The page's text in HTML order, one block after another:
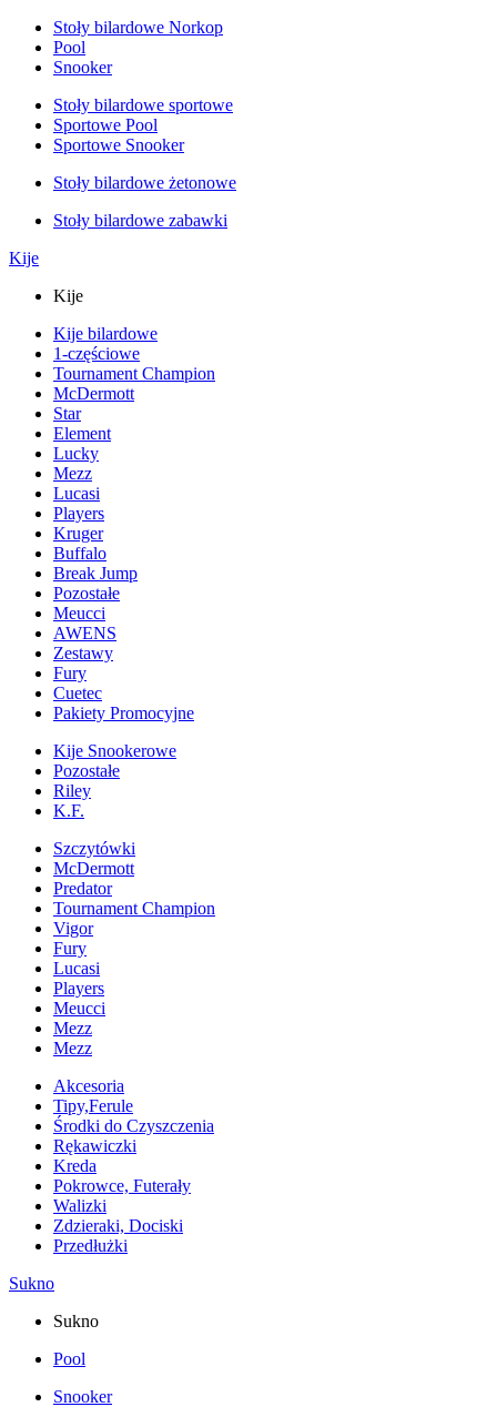
Stoły bilardowe Norkop
Pool
Snooker
Stoły bilardowe sportowe
Sportowe Pool
Sportowe Snooker
Stoły bilardowe żetonowe
Stoły bilardowe zabawki
Kije
Kije
Kije bilardowe
1-częściowe
Tournament Champion
McDermott
Star
Element
Lucky
Mezz
Lucasi
Players
Kruger
Buffalo
Break Jump
Pozostałe
Meucci
AWENS
Zestawy
Fury
Cuetec
Pakiety Promocyjne
Kije Snookerowe
Pozostałe
Riley
K.F.
Szczytówki
McDermott
Predator
Tournament Champion
Vigor
Fury
Lucasi
Players
Meucci
Mezz
Mezz
Akcesoria
Tipy,Ferule
Środki do Czyszczenia
Rękawiczki
Kreda
Pokrowce, Futerały
Walizki
Zdzieraki, Dociski
Przedłużki
Sukno
Sukno
Pool
Snooker